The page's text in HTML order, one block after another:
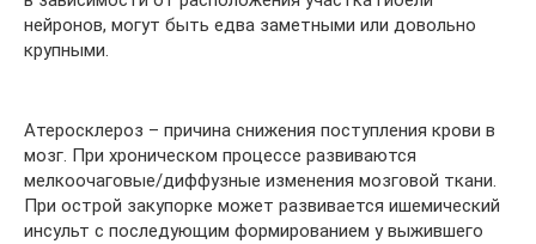
нейронов, могут быть едва заметными или довольно
крупными.
Атеросклероз – причина снижения поступления крови в
мозг. При хроническом процессе развиваются
мелкоочаговые/диффузные изменения мозговой ткани.
При острой закупорке может развивается ишемический
инсульт с последующим формированием у выжившего